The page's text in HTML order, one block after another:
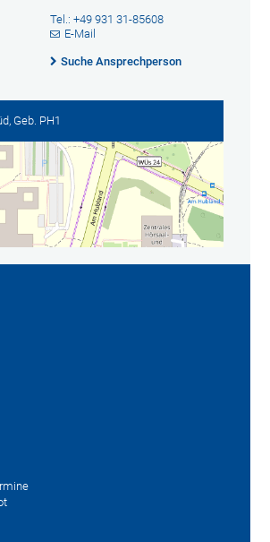
Tel.: +49 931 31-85608
E-Mail
Suche Ansprechperson
Geb. PH1